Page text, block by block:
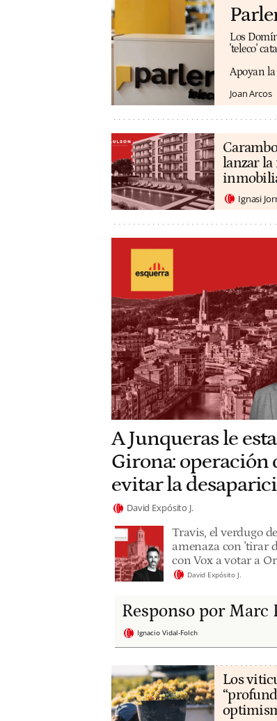
Los
'teleco'
Apoyan la
Joan Arcos
lanzar
Ignasi
A Junqueras le
Girona:
evitar la
David Expósito J.
Travis, el verdugo
amenaza con 'tirar
con Vox a votar a
David Expósito J.
Responso por Marc
Ignacio Vidal-Folch
Los